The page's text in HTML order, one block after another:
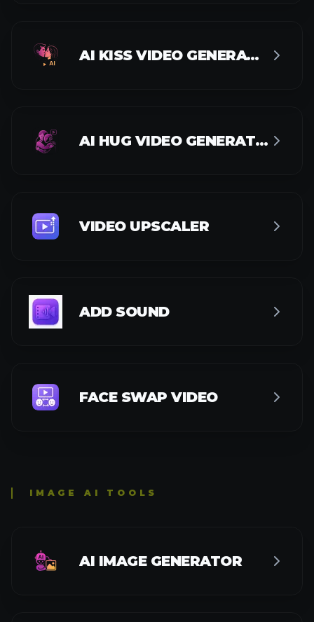
AI KISS VIDEO GENERATOR
AI HUG VIDEO GENERATOR
VIDEO UPSCALER
ADD SOUND
FACE SWAP VIDEO
IMAGE AI TOOLS
AI IMAGE GENERATOR